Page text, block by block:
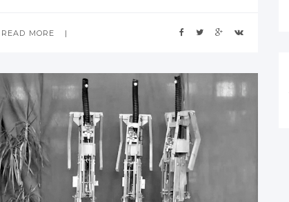
van der Heide (De gevel als beeldscherm),
winkelcentra in de toekomst) Paul Mijksenaar
(De gebouwde omgeving en media) Els
Zijlstra (Communicatie tussen
materiaalontwikkelaars en architecten),
Forumdiscussie
READ MORE